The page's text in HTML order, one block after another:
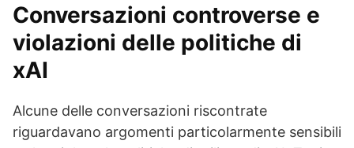
Conversazioni controverse e
violazioni delle politiche di
xAI
Alcune delle conversazioni riscontrate
riguardavano argomenti particolarmente sensibili